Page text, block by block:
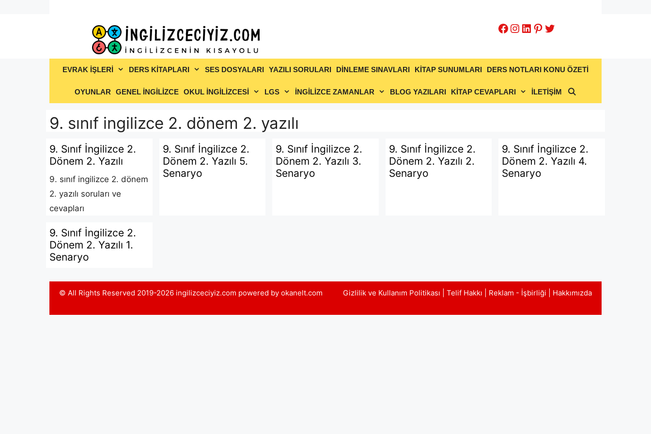
Facebook
Instagram
LinkedIn
Pinterest
Twitter
EVRAK İŞLERİ DERS KİTAPLARI SES DOSYALARI YAZILI SORULARI DİNLEME SINAVLARI KİTAP SUNUMLARI DERS NOTLARI KONU ÖZETİ
OYUNLAR GENEL İNGİLİZCE OKUL İNGİLİZCESİ LGS İNGİLİZCE ZAMANLAR BLOG YAZILARI KİTAP CEVAPLARI İLETİŞİM
9. sınıf ingilizce 2. dönem 2. yazılı
9. Sınıf İngilizce 2.
Dönem 2. Yazılı
9. sınıf ingilizce 2. dönem
2. yazılı soruları ve
cevapları
9. Sınıf İngilizce 2.
Dönem 2. Yazılı 5.
Senaryo
9. Sınıf İngilizce 2.
Dönem 2. Yazılı 3.
Senaryo
9. Sınıf İngilizce 2.
Dönem 2. Yazılı 2.
Senaryo
9. Sınıf İngilizce 2.
Dönem 2. Yazılı 4.
Senaryo
9. Sınıf İngilizce 2.
Dönem 2. Yazılı 1.
Senaryo
Gizlilik ve Kullanım Politikası Telif Hakkı Reklam - İşbirliği Hakkımızda
© All Rights Reserved 2019-2026 ingilizceciyiz.com powered by okanelt.com